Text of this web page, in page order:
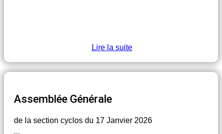
Lire la suite
Assemblée Générale
de la section cyclos du 17 Janvier 2026